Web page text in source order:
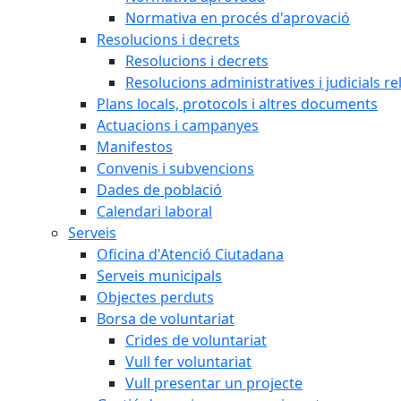
Normativa en procés d'aprovació
Resolucions i decrets
Resolucions i decrets
Resolucions administratives i judicials
Plans locals, protocols i altres documents
Actuacions i campanyes
Manifestos
Convenis i subvencions
Dades de població
Calendari laboral
Serveis
Oficina d'Atenció Ciutadana
Serveis municipals
Objectes perduts
Borsa de voluntariat
Crides de voluntariat
Vull fer voluntariat
Vull presentar un projecte